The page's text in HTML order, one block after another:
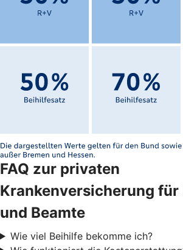
FAQ zur privaten
Krankenversicherung für
und Beamte
Wie viel Beihilfe bekomme ich?